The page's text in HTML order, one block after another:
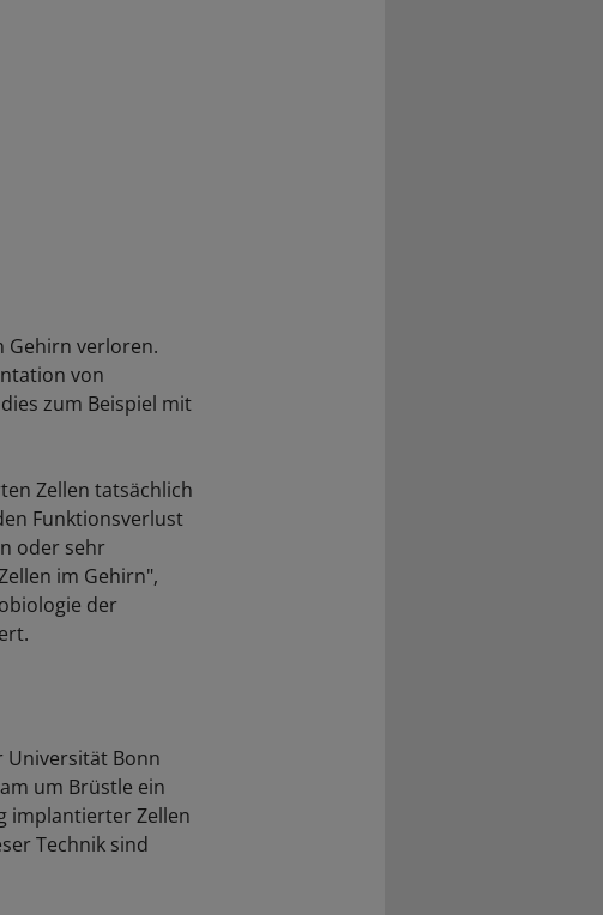
Gehirn verloren.
von
zum Beispiel mit
Zellen tatsächlich
Funktionsverlust
oder sehr
im Gehirn",
der
Universität Bonn
um Brüstle ein
implantierter Zellen
Technik sind